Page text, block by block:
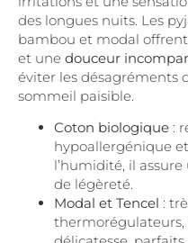
des longues nuits. Les
bambou et modal
et une douceur
éviter les désagréments
sommeil paisible.
Coton biologique :
hypoallergénique
l’humidité, il
de légèreté.
Modal et Tencel :
thermorégulateurs,